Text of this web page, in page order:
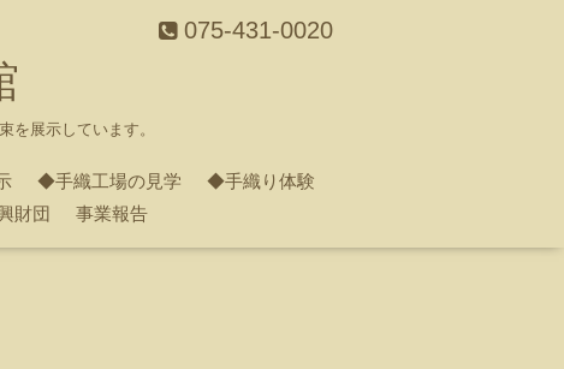
075-431-0020
を展示しています。
◆手織工場の見学
◆手織り体験
財団 事業報告